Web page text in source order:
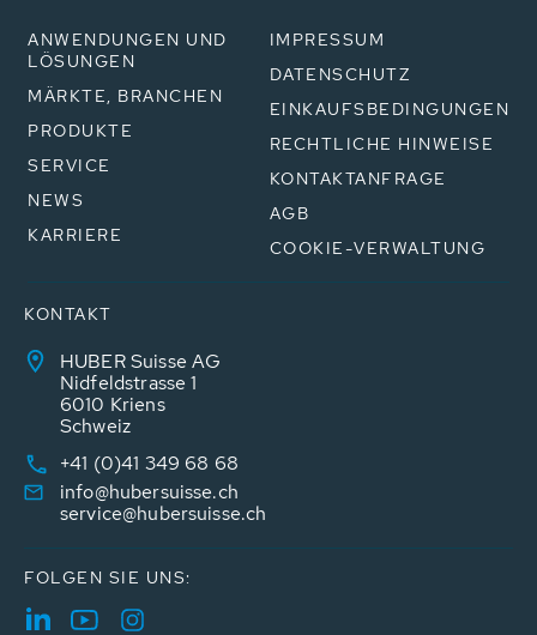
ANWENDUNGEN UND
LÖSUNGEN
MÄRKTE, BRANCHEN
PRODUKTE
SERVICE
NEWS
KARRIERE
IMPRESSUM
DATENSCHUTZ
EINKAUFSBEDINGUNGEN
RECHTLICHE HINWEISE
KONTAKTANFRAGE
AGB
COOKIE-VERWALTUNG
KONTAKT
HUBER Suisse AG
Nidfeldstrasse 1
6010 Kriens
Schweiz
+41 (0)41 349 68 68
info@hubersuisse.ch
service@hubersuisse.ch
FOLGEN SIE UNS: